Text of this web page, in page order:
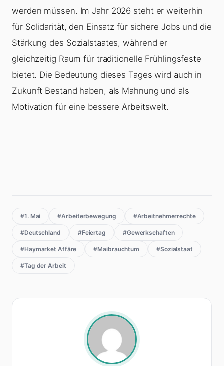
werden müssen. Im Jahr 2026 steht er weiterhin
für Solidarität, den Einsatz für sichere Jobs und die
Stärkung des Sozialstaates, während er
gleichzeitig Raum für traditionelle Frühlingsfeste
bietet. Die Bedeutung dieses Tages wird auch in
Zukunft Bestand haben, als Mahnung und als
Motivation für eine bessere Arbeitswelt.
#1. Mai #Arbeiterbewegung #Arbeitnehmerrechte
#Deutschland #Feiertag #Gewerkschaften
#Haymarket Affäre #Maibrauchtum #Sozialstaat
#Tag der Arbeit